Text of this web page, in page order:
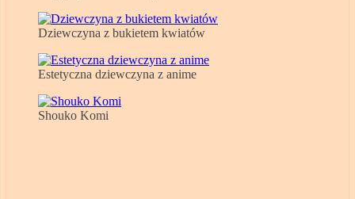
Dziewczyna z bukietem kwiatów
Estetyczna dziewczyna z anime
Shouko Komi